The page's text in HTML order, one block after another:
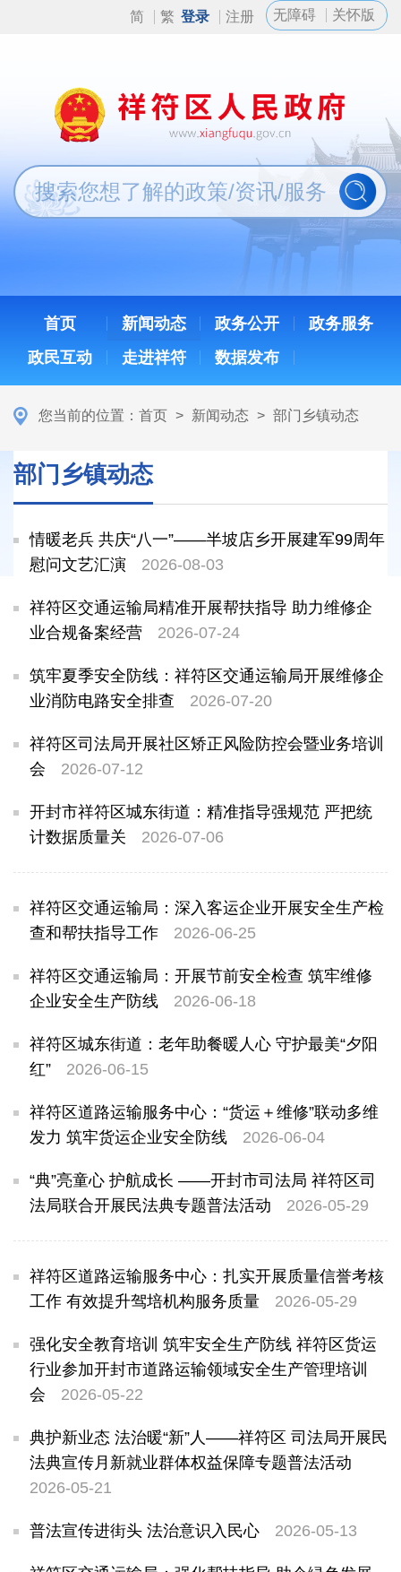
简 繁 登录 注册 无障碍 关怀版
首页 新闻动态 政务公开
政务服务
政民互动
走进祥符 数据发布
您当前的位置： 首页 > 新闻动态 > 部门乡镇动态
部门乡镇动态
情暖老兵 共庆“八一”——半坡店乡开展建军99周年
慰问文艺汇演
2026-08-03
祥符区交通运输局精准开展帮扶指导 助力维修企
业合规备案经营
2026-07-24
筑牢夏季安全防线：祥符区交通运输局开展维修企
业消防电路安全排查
2026-07-20
祥符区司法局开展社区矫正风险防控会暨业务培训
会
2026-07-12
开封市祥符区城东街道：精准指导强规范 严把统
计数据质量关
2026-07-06
祥符区交通运输局：深入客运企业开展安全生产检
查和帮扶指导工作
2026-06-25
祥符区交通运输局：开展节前安全检查 筑牢维修
企业安全生产防线
2026-06-18
祥符区城东街道：老年助餐暖人心 守护最美“夕阳
红”
2026-06-15
祥符区道路运输服务中心：“货运＋维修”联动多维
发力 筑牢货运企业安全防线
2026-06-04
“典”亮童心 护航成长 ——开封市司法局 祥符区司
法局联合开展民法典专题普法活动
2026-05-29
祥符区道路运输服务中心：扎实开展质量信誉考核
工作 有效提升驾培机构服务质量
2026-05-29
强化安全教育培训 筑牢安全生产防线 祥符区货运
行业参加开封市道路运输领域安全生产管理培训
会
2026-05-22
典护新业态 法治暖“新”人——祥符区 司法局开展民
法典宣传月新就业群体权益保障专题普法活动
2026-05-21
普法宣传进街头 法治意识入民心 2026-05-13